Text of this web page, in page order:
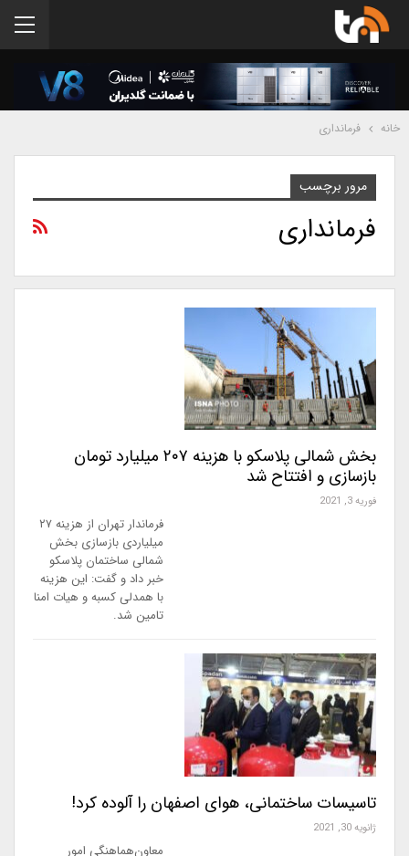
خانه فرمانداری
مرور برچسب
فرمانداری
بخش شمالی پلاسکو با هزینه ۲۰۷ میلیارد تومان
بازسازی و افتتاح شد
فوریه 3, 2021
فرماندار تهران از هزینه ۲۷
میلیاردی بازسازی بخش
شمالی ساختمان پلاسکو
خبر داد و گفت: این هزینه
با همدلی کسبه و هیات امنا
تامین شد.
تاسیسات ساختمانی، هوای اصفهان را آلوده کرد!
ژانویه 30, 2021
معاون‌هماهنگی امور